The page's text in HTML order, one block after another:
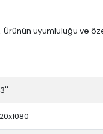
Ürünün uyumluluğu